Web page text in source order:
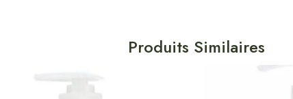
Produits Similaires